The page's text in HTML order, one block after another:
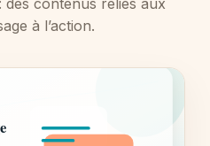
contenus reliés aux
à l’action.